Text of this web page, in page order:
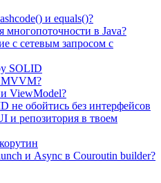
и equals()?
многопоточности в Java?
с сетевым запросом с
SOLID
ViewModel?
не обойтись без интерфейсов
и репозитория в твоем
и Async в Couroutin builder?